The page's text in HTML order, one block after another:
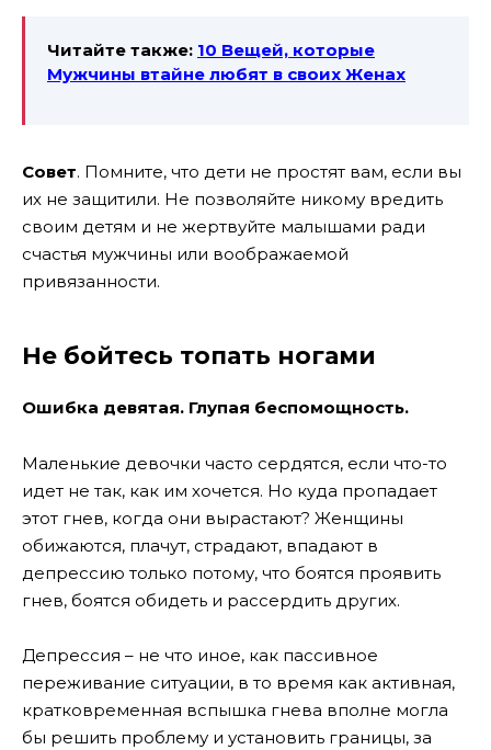
Читайте также: 10 Вещей, которые
Мужчины втайне любят в своих Женах
Совет. Помните, что дети не простят вам, если вы
их не защитили. Не позволяйте никому вредить
своим детям и не жертвуйте малышами ради
счастья мужчины или воображаемой
привязанности.
Не бойтесь топать ногами
Ошибка девятая. Глупая беспомощность.
Маленькие девочки часто сердятся, если что-то
идет не так, как им хочется. Но куда пропадает
этот гнев, когда они вырастают? Женщины
обижаются, плачут, страдают, впадают в
депрессию только потому, что боятся проявить
гнев, боятся обидеть и рассердить других.
Депрессия – не что иное, как пассивное
переживание ситуации, в то время как активная,
кратковременная вспышка гнева вполне могла
бы решить проблему и установить границы, за